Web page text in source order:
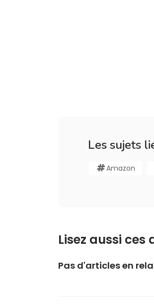
Les sujets
Amazon
Lisez aussi
Pas d'articles en